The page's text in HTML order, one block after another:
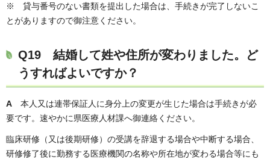
※ 貸与番号のない書類を提出した場合は、手続きが完了しないこ
とがありますので御注意ください。
Q19 結婚して姓や住所が変わりました。ど
うすればよいですか？
A 本人又は連帯保証人に身分上の変更が生じた場合は手続きが必
要です。速やかに県医療人材課へ御連絡ください。
臨床研修（又は後期研修）の受講を辞退する場合や中断する場合、
研修修了後に勤務する医療機関の名称や所在地が変わる場合等にも